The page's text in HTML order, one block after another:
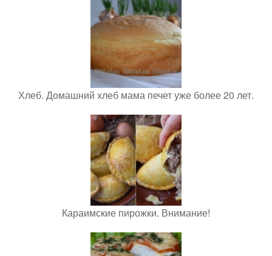
Хлеб. Домашний хлеб мама печет уже более 20 лет.
Караимские пирожки. Внимание!